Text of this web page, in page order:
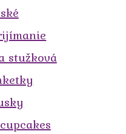
stužková